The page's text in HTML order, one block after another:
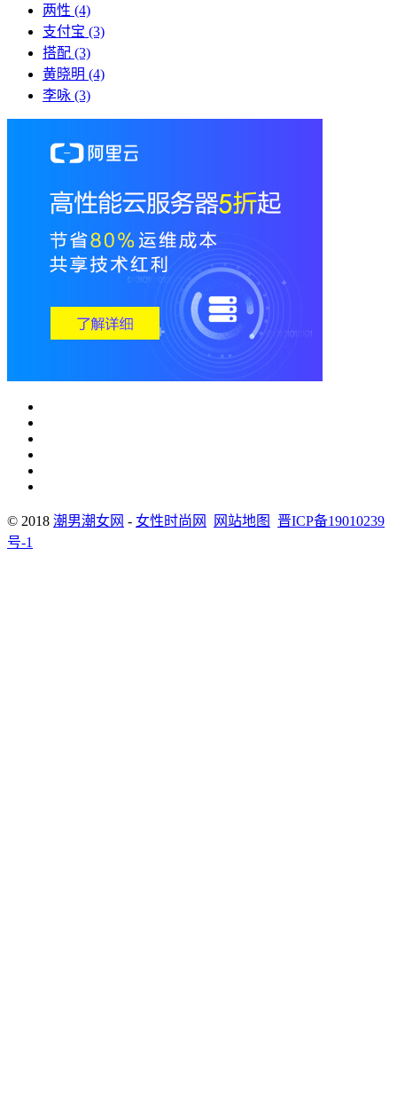
两性 (4)
支付宝 (3)
搭配 (3)
黄晓明 (4)
李咏 (3)
© 2018 潮男潮女网 - 女性时尚网 网站地图
晋ICP备19010239
号-1